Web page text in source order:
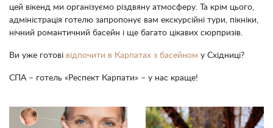
цей вікенд ми організуємо різдвяну атмосферу. Та крім цього,
адміністрація готелю запропонує вам екскурсійні тури, пікніки,
нічний романтичний басейн і ще багато цікавих сюрпризів.
Ви уже готові відпочити в Карпатах з басейном у Східниці?
СПА – готель «Респект Карпати» – у нас краще!